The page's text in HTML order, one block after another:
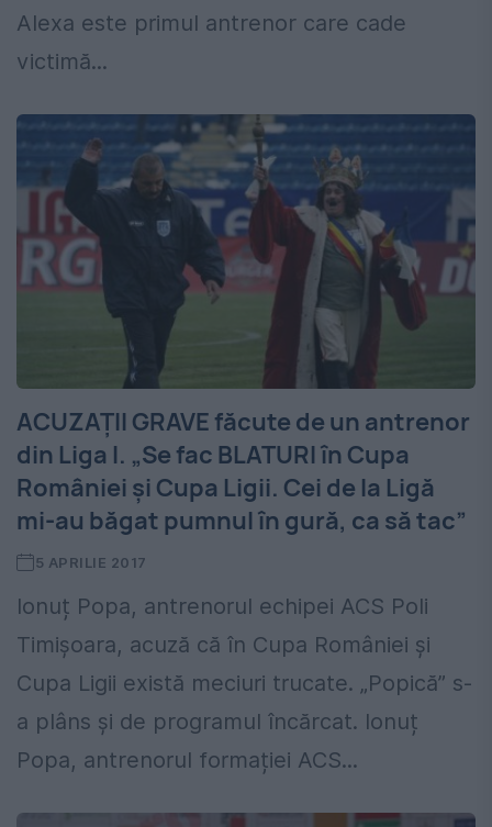
Alexa este primul antrenor care cade
victimă...
ACUZAȚII GRAVE făcute de un antrenor
din Liga I. „Se fac BLATURI în Cupa
României și Cupa Ligii. Cei de la Ligă
mi-au băgat pumnul în gură, ca să tac”
5 APRILIE 2017
Ionuț Popa, antrenorul echipei ACS Poli
Timișoara, acuză că în Cupa României și
Cupa Ligii există meciuri trucate. „Popică” s-
a plâns și de programul încărcat. Ionuț
Popa, antrenorul formației ACS...